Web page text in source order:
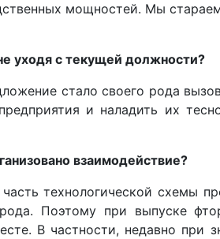
мощностей. Мы
уходя с текущей должности?
стало своего рода
и наладить их
взаимодействие?
технологической схемы
Поэтому при выпуске
В частности, недавно при